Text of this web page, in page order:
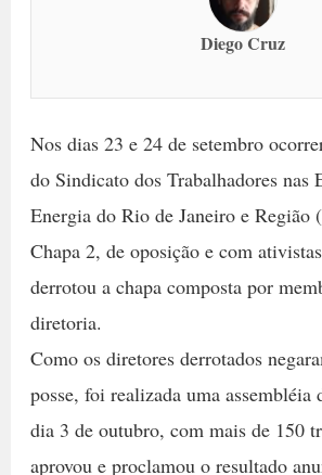
Diego Cruz
Nos dias 23 e 24 de setembro
do Sindicato dos Trabalhadores nas
Energia do Rio de Janeiro e Região
Chapa 2, de oposição e com
derrotou a chapa composta por
diretoria.
Como os diretores derrotados
posse, foi realizada uma assembléia
dia 3 de outubro, com mais de 150
aprovou e proclamou o resultado